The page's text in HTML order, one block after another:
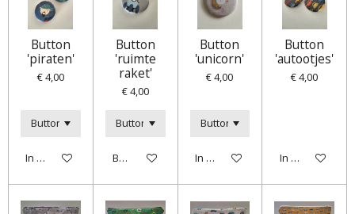
Button
'piraten'
€ 4,00
In winkelwagen
Button
'ruimte
raket'
€ 4,00
Bekijk details
Button
'unicorn'
€ 4,00
In winkelwagen
Button
'autootjes'
€ 4,00
In winkelwagen